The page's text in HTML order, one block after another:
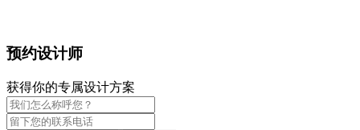
预约设计师
获得你的专属设计方案